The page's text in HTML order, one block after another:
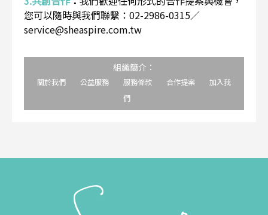
您可以隨時與我們聯繫：02-2986-0315／
service@sheaspire.com.tw
組織簡介：
關於我們 公益服務 服務條款 合作提案
加入我
們